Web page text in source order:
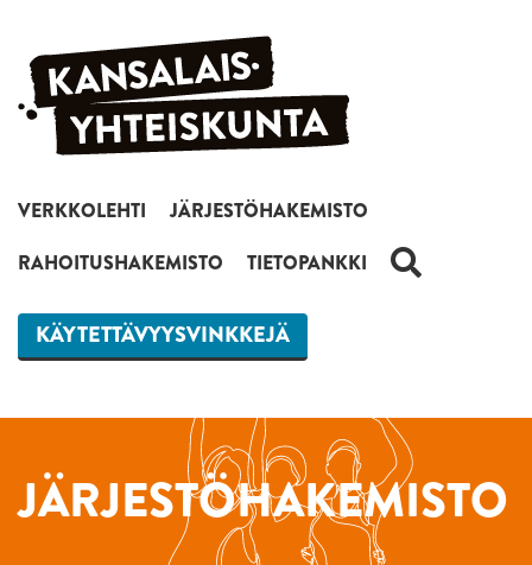
Siirry sisältöön
VERKKOLEHTI
JÄRJESTÖHAKEMISTO
RAHOITUSHAKEMISTO
TIETOPANKKI HAKU
KÄYTETTÄVYYSVINKKEJÄ
JÄRJESTÖHAKEMISTO